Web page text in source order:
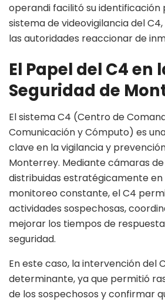
operandi facilitó su
sistema de videovigilancia del
las autoridades reaccionar de
El Papel del C4 en
Seguridad de
El sistema C4 (Centro de
Comunicación y Cómputo) es
clave en la vigilancia y
Monterrey. Mediante cámaras
distribuidas estratégicamente en
monitoreo constante, el C4
actividades sospechosas,
mejorar los tiempos de
seguridad.
En este caso, la intervención del
determinante, ya que permitió
de los sospechosos y confirmar